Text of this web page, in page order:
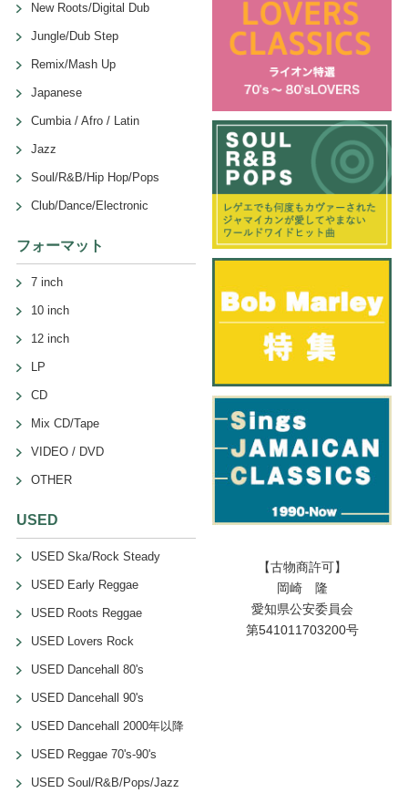
New Roots/Digital Dub
Jungle/Dub Step
Remix/Mash Up
Japanese
Cumbia / Afro / Latin
Jazz
Soul/R&B/Hip Hop/Pops
Club/Dance/Electronic
フォーマット
7 inch
10 inch
12 inch
LP
CD
Mix CD/Tape
VIDEO / DVD
OTHER
USED
USED Ska/Rock Steady
USED Early Reggae
USED Roots Reggae
USED Lovers Rock
USED Dancehall 80's
USED Dancehall 90's
USED Dancehall 2000年以降
USED Reggae 70's-90's
USED Soul/R&B/Pops/Jazz
【古物商許可】
岡崎 隆
愛知県公安委員会
第541011703200号